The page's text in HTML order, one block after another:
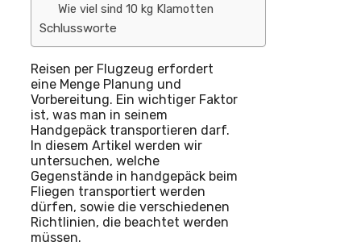
Wie viel sind 10 kg Klamotten
Schlussworte
Reisen per Flugzeug erfordert
eine Menge Planung und
Vorbereitung. Ein wichtiger Faktor
ist, was man in seinem
Handgepäck transportieren darf.
In diesem Artikel werden wir
untersuchen, welche
Gegenstände in handgepäck beim
Fliegen transportiert werden
dürfen, sowie die verschiedenen
Richtlinien, die beachtet werden
müssen.